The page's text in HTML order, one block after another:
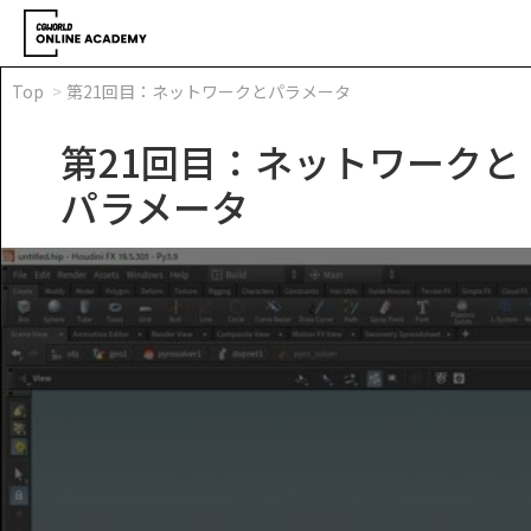
Top 第21回目：ネットワークとパラメータ
第21回目：ネットワークと
パラメータ